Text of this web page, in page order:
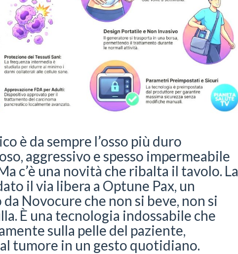
è da sempre l’osso più duro
aggressivo e spesso impermeabile
c’è una novità che ribalta il tavolo. La
il via libera a Optune Pax, un
Novocure che non si beve, non si
È una tecnologia indossabile che
sulla pelle del paziente,
tumore in un gesto quotidiano.